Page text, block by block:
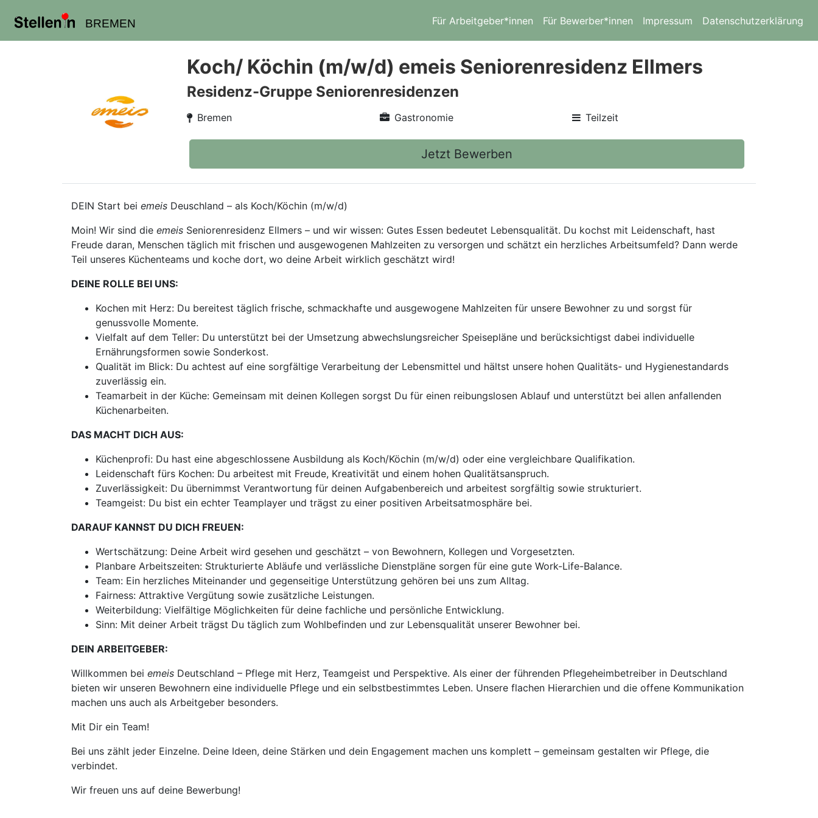
BREMEN Für Arbeitgeber*innen Für Bewerber*innen Impressum Datenschutzerklärung
Koch/ Köchin (m/w/d) emeis Seniorenresidenz Ellmers
Residenz-Gruppe Seniorenresidenzen
Bremen Gastronomie Teilzeit
Jetzt Bewerben
DEIN Start bei emeis Deuschland – als Koch/Köchin (m/w/d)
Moin! Wir sind die emeis Seniorenresidenz Ellmers – und wir wissen: Gutes Essen bedeutet Lebensqualität. Du kochst mit Leidenschaft, hast
Freude daran, Menschen täglich mit frischen und ausgewogenen Mahlzeiten zu versorgen und schätzt ein herzliches Arbeitsumfeld? Dann werde
Teil unseres Küchenteams und koche dort, wo deine Arbeit wirklich geschätzt wird!
DEINE ROLLE BEI UNS:
Kochen mit Herz: Du bereitest täglich frische, schmackhafte und ausgewogene Mahlzeiten für unsere Bewohner zu und sorgst für
genussvolle Momente.
Vielfalt auf dem Teller: Du unterstützt bei der Umsetzung abwechslungsreicher Speisepläne und berücksichtigst dabei individuelle
Ernährungsformen sowie Sonderkost.
Qualität im Blick: Du achtest auf eine sorgfältige Verarbeitung der Lebensmittel und hältst unsere hohen Qualitäts- und Hygienestandards
zuverlässig ein.
Teamarbeit in der Küche: Gemeinsam mit deinen Kollegen sorgst Du für einen reibungslosen Ablauf und unterstützt bei allen anfallenden
Küchenarbeiten.
DAS MACHT DICH AUS:
Küchenprofi: Du hast eine abgeschlossene Ausbildung als Koch/Köchin (m/w/d) oder eine vergleichbare Qualifikation.
Leidenschaft fürs Kochen: Du arbeitest mit Freude, Kreativität und einem hohen Qualitätsanspruch.
Zuverlässigkeit: Du übernimmst Verantwortung für deinen Aufgabenbereich und arbeitest sorgfältig sowie strukturiert.
Teamgeist: Du bist ein echter Teamplayer und trägst zu einer positiven Arbeitsatmosphäre bei.
DARAUF KANNST DU DICH FREUEN:
Wertschätzung: Deine Arbeit wird gesehen und geschätzt – von Bewohnern, Kollegen und Vorgesetzten.
Planbare Arbeitszeiten: Strukturierte Abläufe und verlässliche Dienstpläne sorgen für eine gute Work-Life-Balance.
Team: Ein herzliches Miteinander und gegenseitige Unterstützung gehören bei uns zum Alltag.
Fairness: Attraktive Vergütung sowie zusätzliche Leistungen.
Weiterbildung: Vielfältige Möglichkeiten für deine fachliche und persönliche Entwicklung.
Sinn: Mit deiner Arbeit trägst Du täglich zum Wohlbefinden und zur Lebensqualität unserer Bewohner bei.
DEIN ARBEITGEBER:
Willkommen bei emeis Deutschland – Pflege mit Herz, Teamgeist und Perspektive. Als einer der führenden Pflegeheimbetreiber in Deutschland
bieten wir unseren Bewohnern eine individuelle Pflege und ein selbstbestimmtes Leben. Unsere flachen Hierarchien und die offene Kommunikation
machen uns auch als Arbeitgeber besonders.
Mit Dir ein Team!
Bei uns zählt jeder Einzelne. Deine Ideen, deine Stärken und dein Engagement machen uns komplett – gemeinsam gestalten wir Pflege, die
verbindet.
Wir freuen uns auf deine Bewerbung!